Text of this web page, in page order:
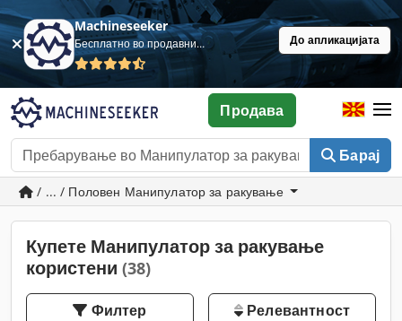
Machineseeker
Бесплатно во продавница До апликацијата
Барај
Продава
/ ... / Половен Манипулатор за ракување
Купете Манипулатор за ракување
користени (38)
Филтер Релевантност